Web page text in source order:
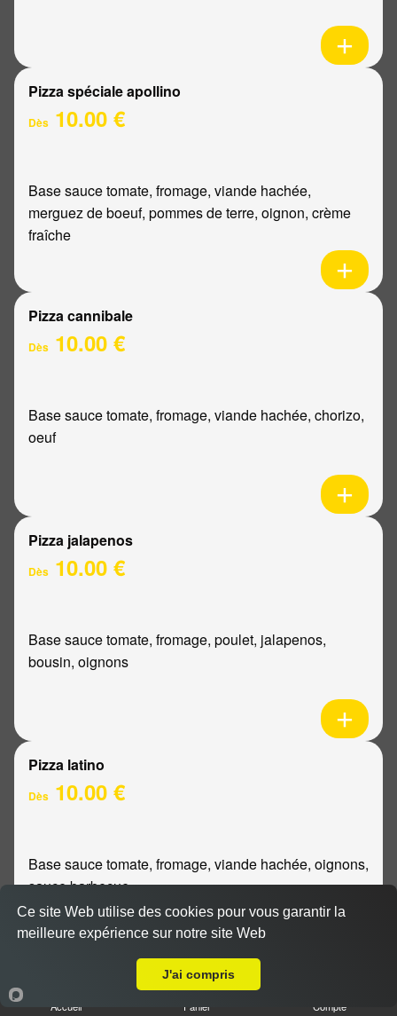
Pizza spéciale apollino
Dès 10.00 €
Base sauce tomate, fromage, viande hachée,
merguez de boeuf, pommes de terre, oignon, crème
fraîche
Pizza cannibale
Dès 10.00 €
Base sauce tomate, fromage, viande hachée, chorizo,
oeuf
Pizza jalapenos
Dès 10.00 €
Base sauce tomate, fromage, poulet, jalapenos,
bousin, oignons
Pizza latino
Dès 10.00 €
Base sauce tomate, fromage, viande hachée, oignons,
sauce barbecue
Accueil Panier Compte
Ce site Web utilise des cookies pour vous garantir la
meilleure expérience sur notre site Web
J'ai compris